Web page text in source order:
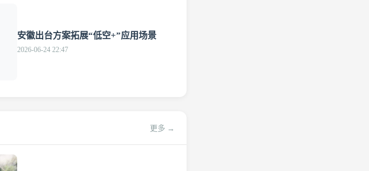
安徽出台方案拓展“低空+”应用场景
2026-06-24 22:47
更多 →